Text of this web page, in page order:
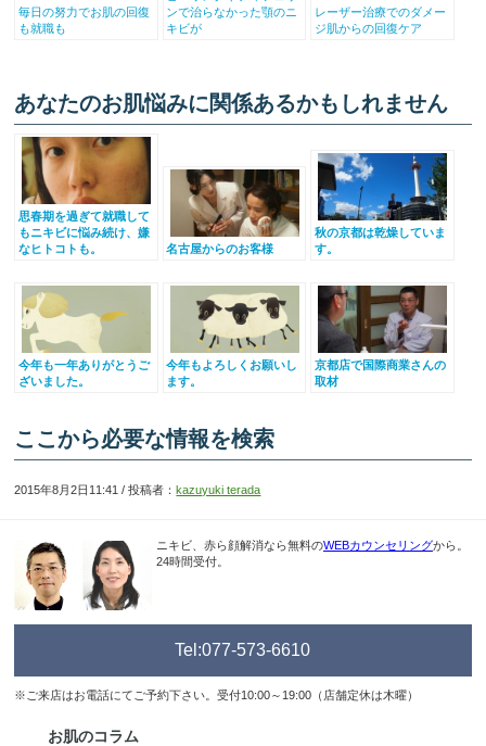
毎日の努力でお肌の回復
も就職も
ンで治らなかった顎のニ
キビが
レーザー治療でのダメー
ジ肌からの回復ケア
あなたのお肌悩みに関係あるかもしれません
思春期を過ぎて就職して
もニキビに悩み続け、嫌
なヒトコトも。
名古屋からのお客様
秋の京都は乾燥していま
す。
今年も一年ありがとうご
ざいました。
今年もよろしくお願いし
ます。
京都店で国際商業さんの
取材
ここから必要な情報を検索
2015年8月2日11:41 / 投稿者： kazuyuki terada
ニキビ、赤ら顔解消なら無料のWEBカウンセリングから。
24時間受付。
Tel:077-573-6610
※ご来店はお電話にてご予約下さい。受付10:00～19:00（店舗定休は木曜）
お肌のコラム